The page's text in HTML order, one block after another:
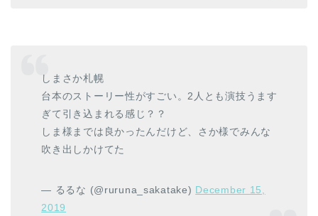
しまさか札幌
台本のストーリー性がすごい。2人とも演技うます
ぎて引き込まれる感じ？？
しま様までは良かったんだけど、さか様でみんな
吹き出しかけてた
— るるな (@ruruna_sakatake) December 15,
2019